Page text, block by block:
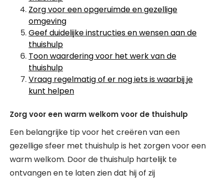
Zorg voor een opgeruimde en gezellige
omgeving
Geef duidelijke instructies en wensen aan de
thuishulp
Toon waardering voor het werk van de
thuishulp
Vraag regelmatig of er nog iets is waarbij je
kunt helpen
Zorg voor een warm welkom voor de thuishulp
Een belangrijke tip voor het creëren van een
gezellige sfeer met thuishulp is het zorgen voor een
warm welkom. Door de thuishulp hartelijk te
ontvangen en te laten zien dat hij of zij